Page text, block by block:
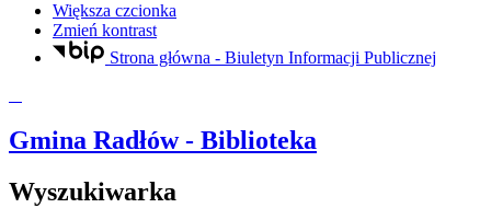
Większa czcionka
Zmień kontrast
Strona główna - Biuletyn Informacji Publicznej
Gmina Radłów- Biblioteka
Wyszukiwarka